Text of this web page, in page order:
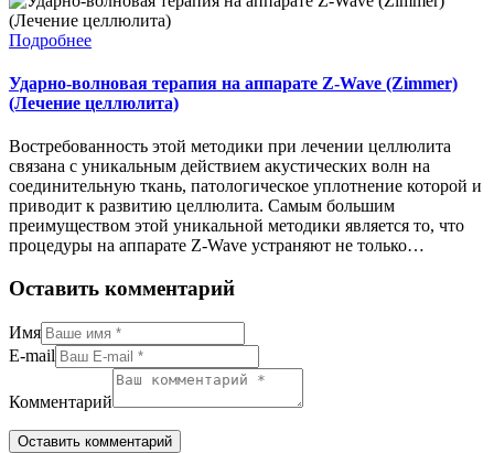
Подробнее
Ударно-волновая терапия на аппарате Z-Wave (Zimmer)
(Лечение целлюлита)
Востребованность этой методики при лечении целлюлита
связана с уникальным действием акустических волн на
соединительную ткань, патологическое уплотнение которой и
приводит к развитию целлюлита. Самым большим
преимуществом этой уникальной методики является то, что
процедуры на аппарате Z-Wave устраняют не только…
Оставить комментарий
Имя
E-mail
Комментарий